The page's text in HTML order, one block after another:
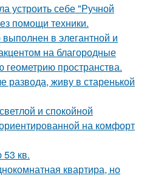
устроить себе "Ручной
помощи техники.
в элегантной и
на благородные
пространства.
развода, живу в старенькой
и спокойной
на комфорт
кв.
квартира, но